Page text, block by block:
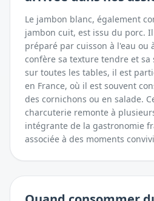
Le jambon blanc, également
jambon cuit, est issu du porc.
préparé par cuisson à l'eau ou
confère sa texture tendre et sa
sur toutes les tables, il est
en France, où il est souvent
des cornichons ou en salade.
charcuterie remonte à
intégrante de la gastronomie
associée à des moments